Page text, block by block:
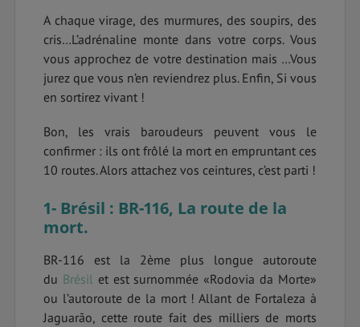
A chaque virage, des murmures, des soupirs, des
cris…L’adrénaline monte dans votre corps. Vous
vous approchez de votre destination mais …Vous
jurez que vous n’en reviendrez plus. Enfin, Si vous
en sortirez vivant !
Bon, les vrais baroudeurs peuvent vous le
confirmer : ils ont frôlé la mort en empruntant ces
10 routes. Alors attachez vos ceintures, c’est parti !
1- Brésil : BR-116, La route de la
mort.
BR-116 est la 2ème plus longue autoroute
du Brésil et est surnommée «Rodovia da Morte»
ou l’autoroute de la mort ! Allant de Fortaleza à
Jaguarão, cette route fait des milliers de morts